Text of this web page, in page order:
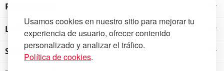
Usamos cookies en nuestro sitio para mejorar tu
experiencia de usuario, ofrecer contenido
personalizado y analizar el tráfico.
Política de cookies.
PRODUCTOS 
LA INSTITUCIÓN 
SU CUENTA 